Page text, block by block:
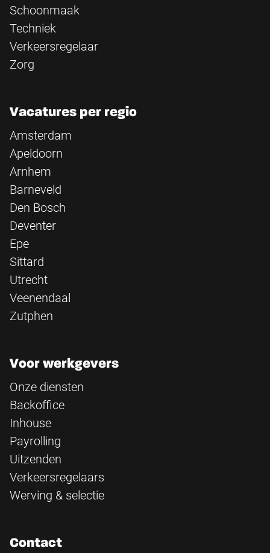
Schoonmaak
Techniek
Verkeersregelaar
Zorg
Vacatures per regio
Amsterdam
Apeldoorn
Arnhem
Barneveld
Den Bosch
Deventer
Epe
Sittard
Utrecht
Veenendaal
Zutphen
Voor werkgevers
Onze diensten
Backoffice
Inhouse
Payrolling
Uitzenden
Verkeersregelaars
Werving & selectie
Contact